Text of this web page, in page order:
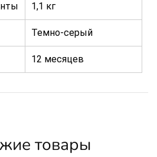
1,1 кг
Темно-серый
12 месяцев
товары